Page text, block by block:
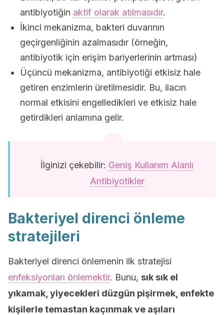
antibiyotiğin aktif olarak atılmasıdır.
İkinci mekanizma, bakteri duvarının
geçirgenliğinin azalmasıdır (örneğin,
antibiyotik için erişim bariyerlerinin artması)
Üçüncü mekanizma, antibiyotiği etkisiz hale
getiren enzimlerin üretilmesidir. Bu, ilacın
normal etkisini engelledikleri ve etkisiz hale
getirdikleri anlamına gelir.
İlginizi çekebilir: Geniş Kullanım Alanlı
Antibiyotikler
Bakteriyel direnci önleme
stratejileri
Bakteriyel direnci önlemenin ilk stratejisi
enfeksiyonları önlemektir. Bunu, sık sık el
yıkamak, yiyecekleri düzgün pişirmek, enfekte
kişilerle temastan kaçınmak ve aşıları